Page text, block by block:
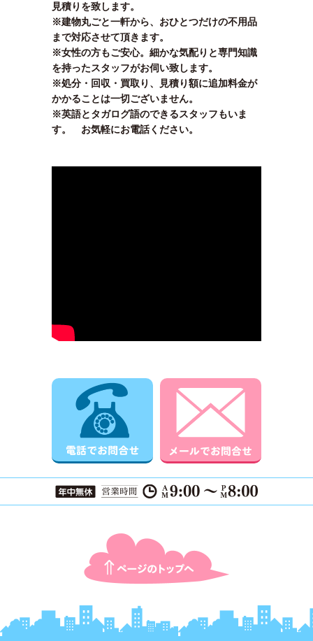
見積りを致します。
※建物丸ごと一軒から、おひとつだけの不用品
まで対応させて頂きます。
※女性の方もご安心。細かな気配りと専門知識
を持ったスタッフがお伺い致します。
※処分・回収・買取り、見積り額に追加料金が
かかることは一切ございません。
※英語とタガログ語のできるスタッフもいま
す。 お気軽にお電話ください。
電話でお問合せ